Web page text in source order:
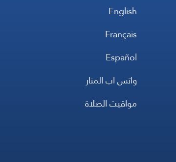
English
Français
Español
واتس اب المنار
مواقيت الصلاة